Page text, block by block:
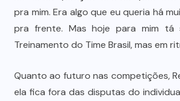
pra mim. Era algo que eu queria há
pra frente. Mas hoje para mim tá
Treinamento do Time Brasil, mas em
Quanto ao futuro nas competições,
ela fica fora das disputas do
Prefeito Abilio
mais alta honraria
7 DE AGOSTO